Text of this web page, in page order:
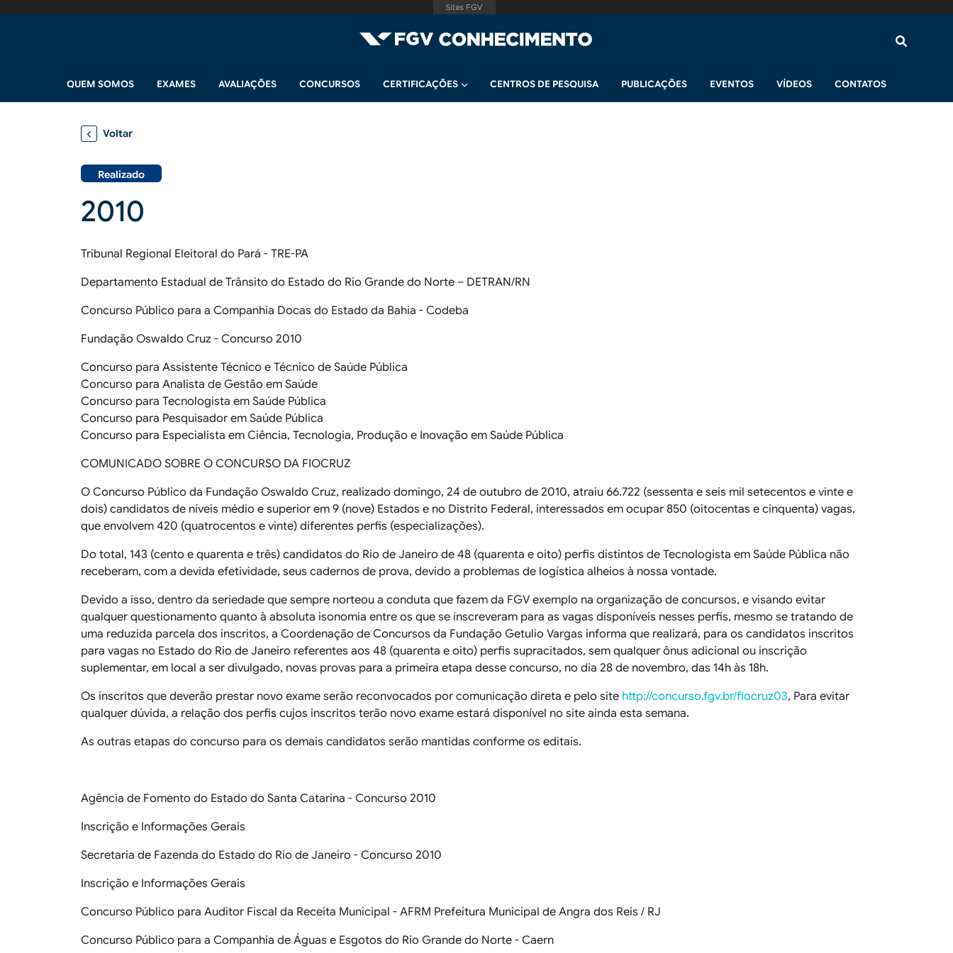
Navegação principal
QUEM SOMOS EXAMES AVALIAÇÕES CONCURSOS CERTIFICAÇÕES CENTROS DE PESQUISA PUBLICAÇÕES EVENTOS VÍDEOS CONTATOS
Voltar
Realizado
2010
Tribunal Regional Eleitoral do Pará - TRE-PA
Departamento Estadual de Trânsito do Estado do Rio Grande do Norte – DETRAN/RN
Concurso Público para a Companhia Docas do Estado da Bahia - Codeba
Fundação Oswaldo Cruz - Concurso 2010
Concurso para Assistente Técnico e Técnico de Saúde Pública
Concurso para Analista de Gestão em Saúde
Concurso para Tecnologista em Saúde Pública
Concurso para Pesquisador em Saúde Pública
Concurso para Especialista em Ciência, Tecnologia, Produção e Inovação em Saúde Pública
COMUNICADO SOBRE O CONCURSO DA FIOCRUZ
O Concurso Público da Fundação Oswaldo Cruz, realizado domingo, 24 de outubro de 2010, atraiu 66.722 (sessenta e seis mil setecentos e vinte e
dois) candidatos de níveis médio e superior em 9 (nove) Estados e no Distrito Federal, interessados em ocupar 850 (oitocentas e cinquenta) vagas,
que envolvem 420 (quatrocentos e vinte) diferentes perfis (especializações).
Do total, 143 (cento e quarenta e três) candidatos do Rio de Janeiro de 48 (quarenta e oito) perfis distintos de Tecnologista em Saúde Pública não
receberam, com a devida efetividade, seus cadernos de prova, devido a problemas de logística alheios à nossa vontade.
Devido a isso, dentro da seriedade que sempre norteou a conduta que fazem da FGV exemplo na organização de concursos, e visando evitar
qualquer questionamento quanto à absoluta isonomia entre os que se inscreveram para as vagas disponíveis nesses perfis, mesmo se tratando de
uma reduzida parcela dos inscritos, a Coordenação de Concursos da Fundação Getulio Vargas informa que realizará, para os candidatos inscritos
para vagas no Estado do Rio de Janeiro referentes aos 48 (quarenta e oito) perfis supracitados, sem qualquer ônus adicional ou inscrição
suplementar, em local a ser divulgado, novas provas para a primeira etapa desse concurso, no dia 28 de novembro, das 14h às 18h.
Os inscritos que deverão prestar novo exame serão reconvocados por comunicação direta e pelo site http://concurso.fgv.br/fiocruz03, Para evitar
qualquer dúvida, a relação dos perfis cujos inscritos terão novo exame estará disponível no site ainda esta semana.
As outras etapas do concurso para os demais candidatos serão mantidas conforme os editais.
Agência de Fomento do Estado do Santa Catarina - Concurso 2010
Inscrição e Informações Gerais
Secretaria de Fazenda do Estado do Rio de Janeiro - Concurso 2010
Inscrição e Informações Gerais
Concurso Público para Auditor Fiscal da Receita Municipal - AFRM Prefeitura Municipal de Angra dos Reis / RJ
Concurso Público para a Companhia de Águas e Esgotos do Rio Grande do Norte - Caern